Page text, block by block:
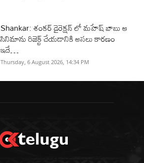
Shankar: శంకర్ డైరెక్షన్ లో మహేష్ బాబు ఆ
సినిమాను రిజెక్ట్ చేయడానికి అసలు కారణం
ఇదే…
Thursday, 6 August 2026, 14:34 PM